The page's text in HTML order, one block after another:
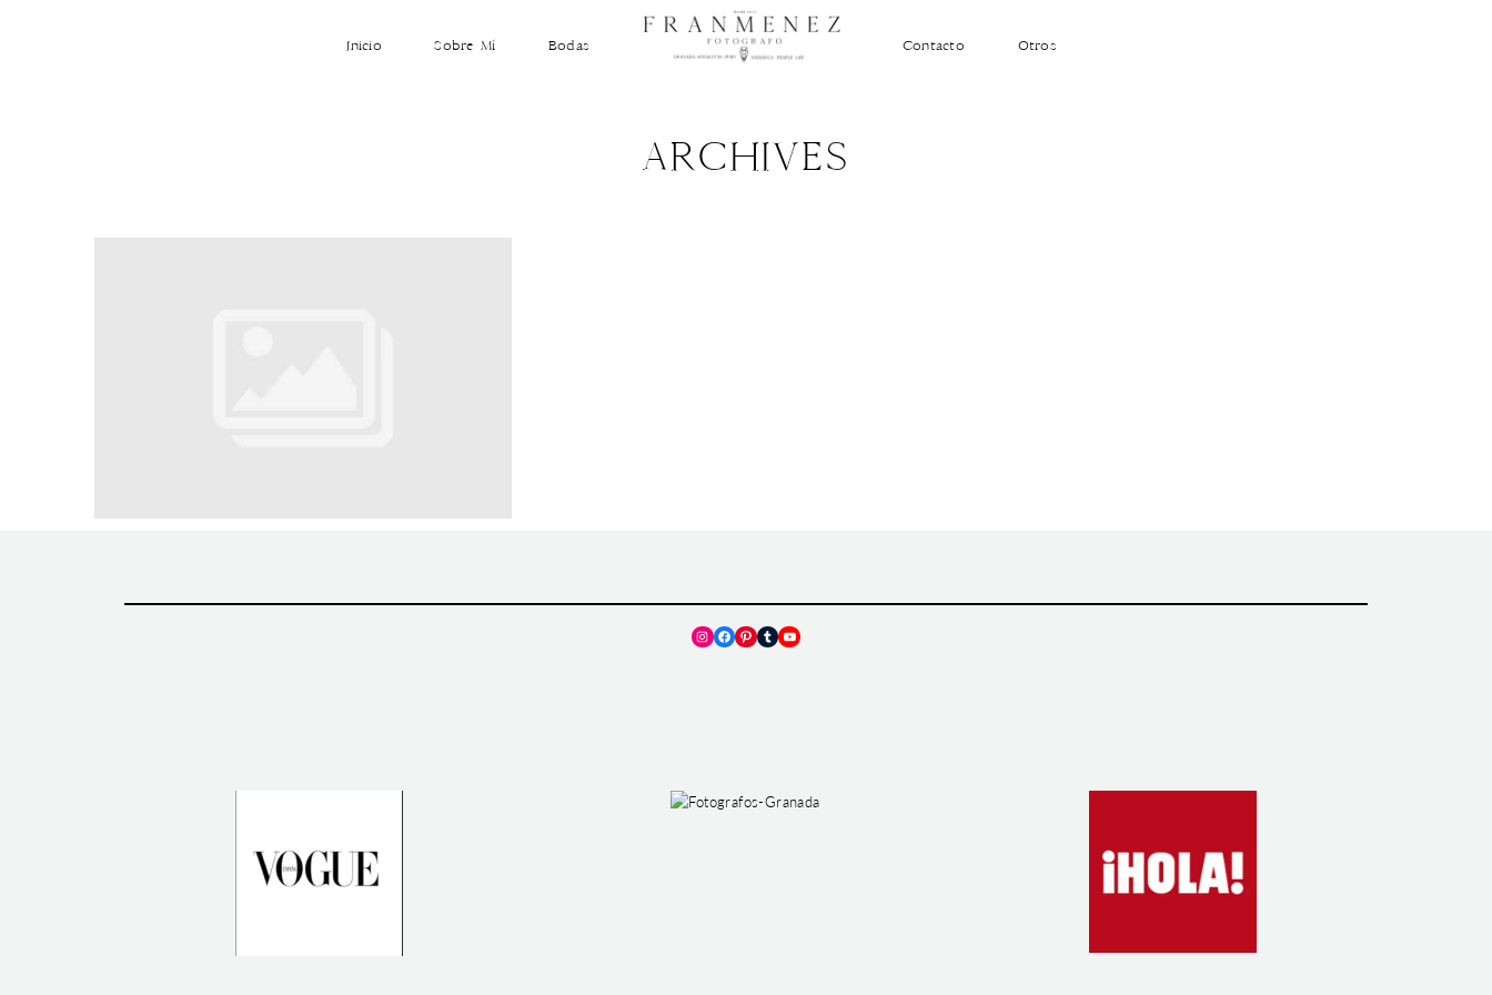
Inicio Sobre Mí Bodas Contacto Otros
ARCHIVES
Instagram
Facebook
Pinterest
TumblrYouTube